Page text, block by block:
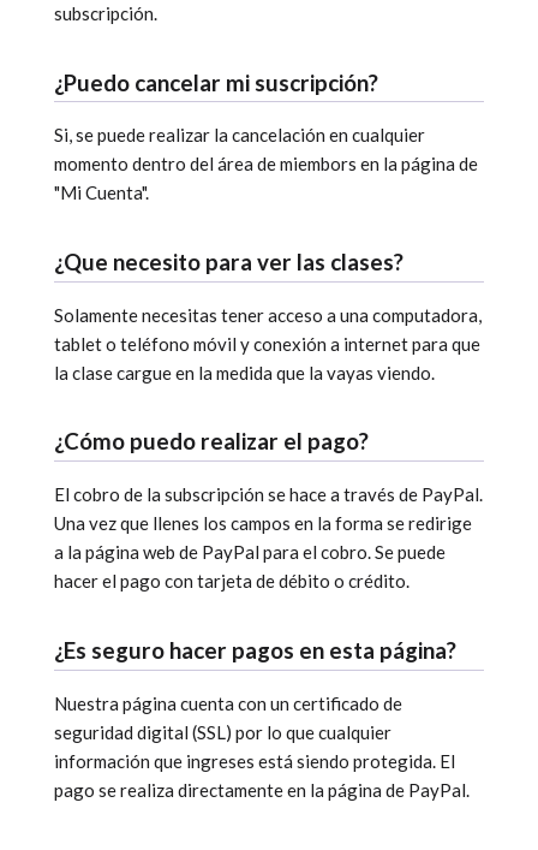
subscripción.
¿Puedo cancelar mi suscripción?
Si, se puede realizar la cancelación en cualquier
momento dentro del área de miembors en la página de
"Mi Cuenta".
¿Que necesito para ver las clases?
Solamente necesitas tener acceso a una computadora,
tablet o teléfono móvil y conexión a internet para que
la clase cargue en la medida que la vayas viendo.
¿Cómo puedo realizar el pago?
El cobro de la subscripción se hace a través de PayPal.
Una vez que llenes los campos en la forma se redirige
a la página web de PayPal para el cobro. Se puede
hacer el pago con tarjeta de débito o crédito.
¿Es seguro hacer pagos en esta página?
Nuestra página cuenta con un certificado de
seguridad digital (SSL) por lo que cualquier
información que ingreses está siendo protegida. El
pago se realiza directamente en la página de PayPal.